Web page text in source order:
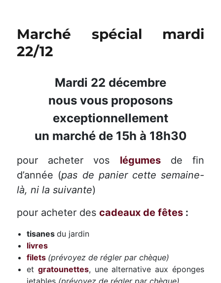
de
poule
Marché spécial mardi
22/12
Mardi 22 décembre
nous vous proposons
exceptionnellement
un marché de 15h à 18h30
pour acheter vos légumes
de fin
d’année (pas de panier cette semaine-
là, ni la suivante)
pour acheter descadeaux de fêtes :
tisanesdu jardin
livres
filets (prévoyez de régler par chèque)
etgratounettes, une alternative aux éponges